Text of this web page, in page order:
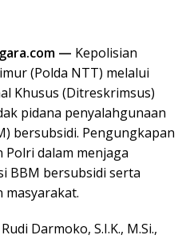
— Kepolisian
(Polda NTT) melalui
Khusus (Ditreskrimsus)
pidana penyalahgunaan
bersubsidi. Pengungkapan
dalam menjaga
BBM bersubsidi serta
Darmoko, S.I.K., M.Si.,